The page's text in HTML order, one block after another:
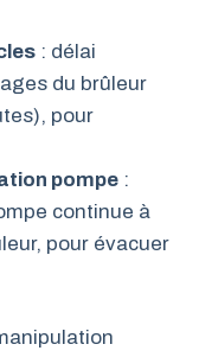
: délai
du brûleur
pour
pompe :
continue à
pour évacuer